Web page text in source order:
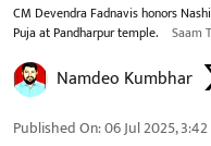
CM Devendra Fadnavis honors
Puja at Pandharpur temple.
Saam
Namdeo Kumbhar
Published On:06 Jul 2025,